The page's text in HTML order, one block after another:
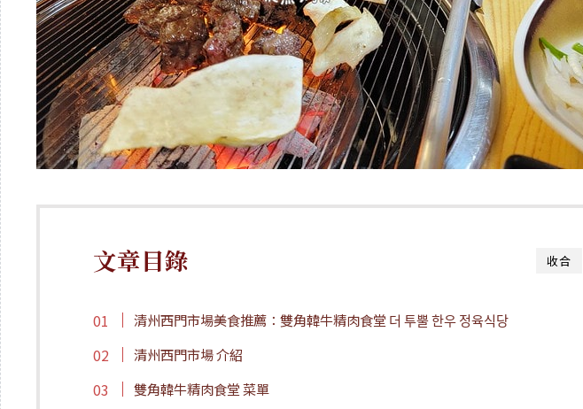
收合
文章目錄
清州西門市場美食推薦：雙角韓牛精肉食堂 더 투뿔 한우 정육식당
清州西門市場 介紹
雙角韓牛精肉食堂 菜單